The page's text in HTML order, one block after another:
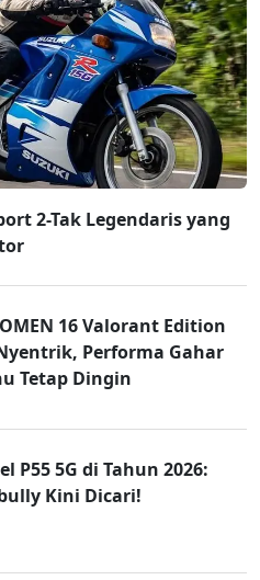
2-Tak Legendaris yang
16 Valorant Edition
Performa Gahar
Tetap Dingin
P55 5G di Tahun 2026:
Kini Dicari!